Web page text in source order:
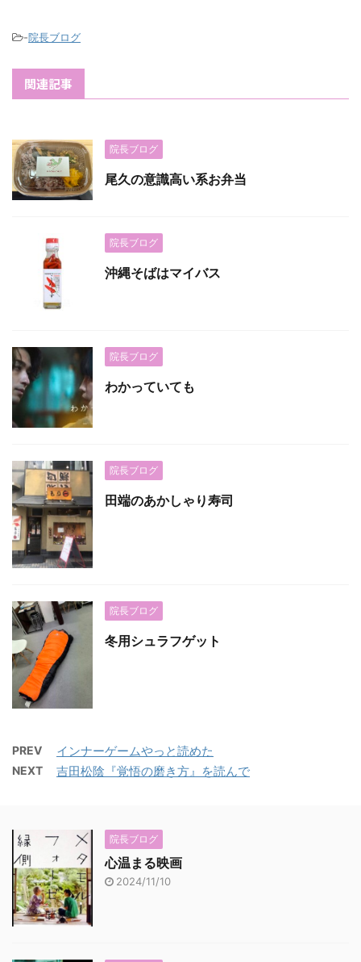
-院長ブログ
関連記事
院長ブログ
尾久の意識高い系お弁当
院長ブログ
沖縄そばはマイバス
院長ブログ
わかっていても
院長ブログ
田端のあかしゃり寿司
院長ブログ
冬用シュラフゲット
PREV インナーゲームやっと読めた
NEXT 吉田松陰『覚悟の磨き方』を読んで
院長ブログ
心温まる映画
2024/11/10